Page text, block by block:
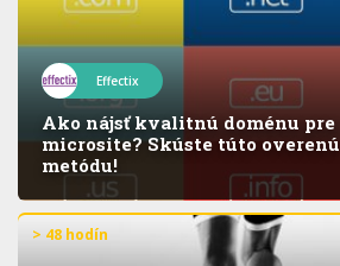
Effectix
Ako nájsť kvalitnú doménu pre
microsite? Skúste túto overenú
metódu!
> 48 hodín